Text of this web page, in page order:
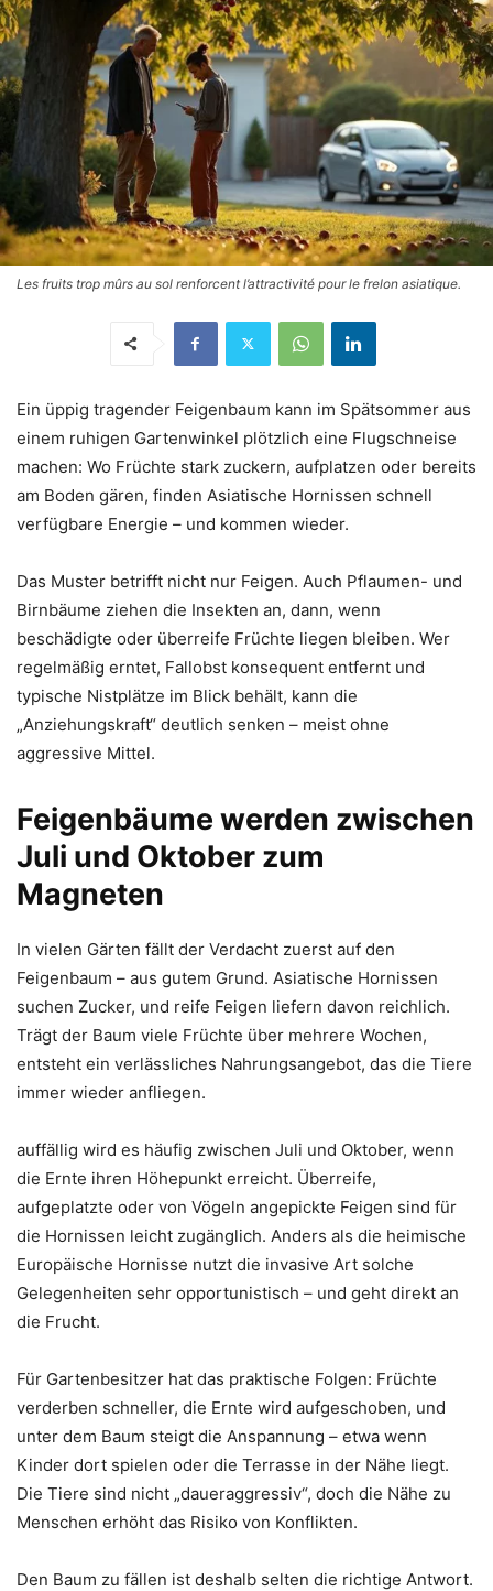
Les fruits trop mûrs au sol renforcent l’attractivité pour le frelon asiatique.
Ein üppig tragender Feigenbaum kann im Spätsommer aus
einem ruhigen Gartenwinkel plötzlich eine Flugschneise
machen: Wo Früchte stark zuckern, aufplatzen oder bereits
am Boden gären, finden Asiatische Hornissen schnell
verfügbare Energie – und kommen wieder.
Das Muster betrifft nicht nur Feigen. Auch Pflaumen- und
Birnbäume ziehen die Insekten an, dann, wenn
beschädigte oder überreife Früchte liegen bleiben. Wer
regelmäßig erntet, Fallobst konsequent entfernt und
typische Nistplätze im Blick behält, kann die
„Anziehungskraft“ deutlich senken – meist ohne
aggressive Mittel.
Feigenbäume werden zwischen
Juli und Oktober zum
Magneten
In vielen Gärten fällt der Verdacht zuerst auf den
Feigenbaum – aus gutem Grund. Asiatische Hornissen
suchen Zucker, und reife Feigen liefern davon reichlich.
Trägt der Baum viele Früchte über mehrere Wochen,
entsteht ein verlässliches Nahrungsangebot, das die Tiere
immer wieder anfliegen.
auffällig wird es häufig zwischen Juli und Oktober, wenn
die Ernte ihren Höhepunkt erreicht. Überreife,
aufgeplatzte oder von Vögeln angepickte Feigen sind für
die Hornissen leicht zugänglich. Anders als die heimische
Europäische Hornisse nutzt die invasive Art solche
Gelegenheiten sehr opportunistisch – und geht direkt an
die Frucht.
Für Gartenbesitzer hat das praktische Folgen: Früchte
verderben schneller, die Ernte wird aufgeschoben, und
unter dem Baum steigt die Anspannung – etwa wenn
Kinder dort spielen oder die Terrasse in der Nähe liegt.
Die Tiere sind nicht „daueraggressiv“, doch die Nähe zu
Menschen erhöht das Risiko von Konflikten.
Den Baum zu fällen ist deshalb selten die richtige Antwort.